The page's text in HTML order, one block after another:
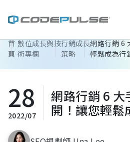
ChooWe AI仿生客服
服務與費用
架設流程
首
頁
數位成長與技
術專欄
行銷成長
策略
網路行銷 6
輕鬆成為行
28
2022/07
網路行銷 6
開！讓您輕鬆